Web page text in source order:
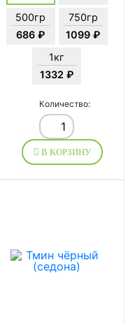
500гр
686 ₽
750гр
1099 ₽
1кг
1332 ₽
Количество:
В КОРЗИНУ